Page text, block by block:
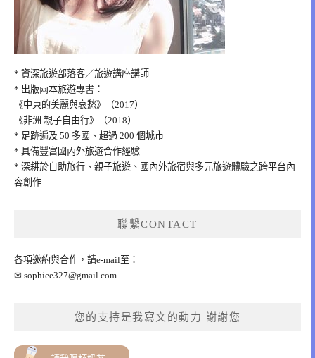
* 資深旅遊部落客／旅遊講座講師
* 出版兩本旅遊專書：
《中東的美麗與哀愁》（2017）
《非洲 親子自由行》（2018）
* 足跡遍及 50 多國、超過 200 個城市
* 具備豐富國內外旅遊合作經驗
* 深耕於自助旅行、親子旅遊、國內外旅宿與多元旅遊體驗之跨平台內
容創作
聯繫CONTACT
各項邀約與合作，請e-mail至：
✉ sophiee327@gmail.com
您的支持是我寫文的動力 謝謝您